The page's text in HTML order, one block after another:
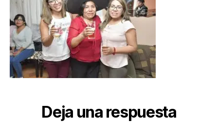
Deja una respuesta